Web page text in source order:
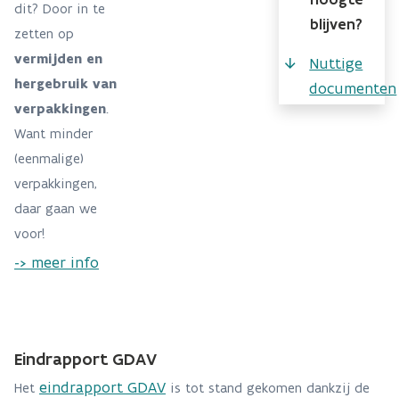
dit? Door in te
zetten op
vermijden en
hergebruik van
verpakkingen.
Want minder
(eenmalige)
verpakkingen,
daar gaan we
voor!
-> meer info
blijven?
Nuttige
documenten
Eindrapport GDAV
Het eindrapport GDAV is tot stand gekomen dankzij de